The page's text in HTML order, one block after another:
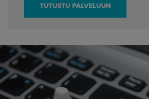
TUTUSTU PALVELUUN